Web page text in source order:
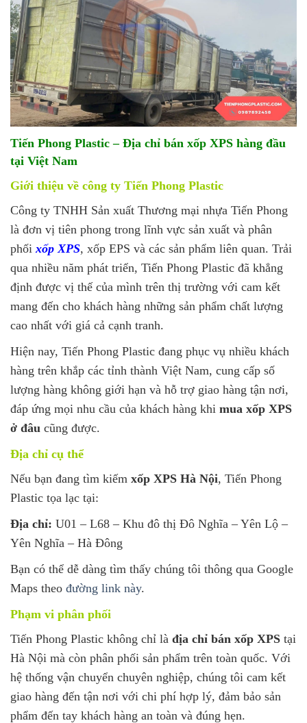
Tiến Phong Plastic – Địa chỉ bán xốp XPS hàng đầu
tại Việt Nam
Giới thiệu về công ty Tiến Phong Plastic
Công ty TNHH Sản xuất Thương mại nhựa Tiến Phong
là đơn vị tiên phong trong lĩnh vực sản xuất và phân
phốixốp XPS, xốp EPS và các sản phẩm liên quan. Trải
qua nhiều năm phát triển, Tiến Phong Plastic đã khẳng
định được vị thế của mình trên thị trường với cam kết
mang đến cho khách hàng những sản phẩm chất lượng
cao nhất với giá cả cạnh tranh.
Hiện nay, Tiến Phong Plastic đang phục vụ nhiều khách
hàng trên khắp các tỉnh thành Việt Nam, cung cấp số
lượng hàng không giới hạn và hỗ trợ giao hàng tận nơi,
đáp ứng mọi nhu cầu của khách hàng khi mua xốp XPS
ở đâu cũng được.
Địa chỉ cụ thể
Nếu bạn đang tìm kiếm xốp XPS Hà Nội, Tiến Phong
Plastic tọa lạc tại:
Địa chỉ: U01 – L68 – Khu đô thị Đô Nghĩa – Yên Lộ –
Yên Nghĩa – Hà Đông
Bạn có thể dễ dàng tìm thấy chúng tôi thông qua Google
Maps theo đường link này.
Phạm vi phân phối
Tiến Phong Plastic không chỉ là địa chỉ bán xốp XPS tại
Hà Nội mà còn phân phối sản phẩm trên toàn quốc. Với
hệ thống vận chuyển chuyên nghiệp, chúng tôi cam kết
giao hàng đến tận nơi với chi phí hợp lý, đảm bảo sản
phẩm đến tay khách hàng an toàn và đúng hẹn.